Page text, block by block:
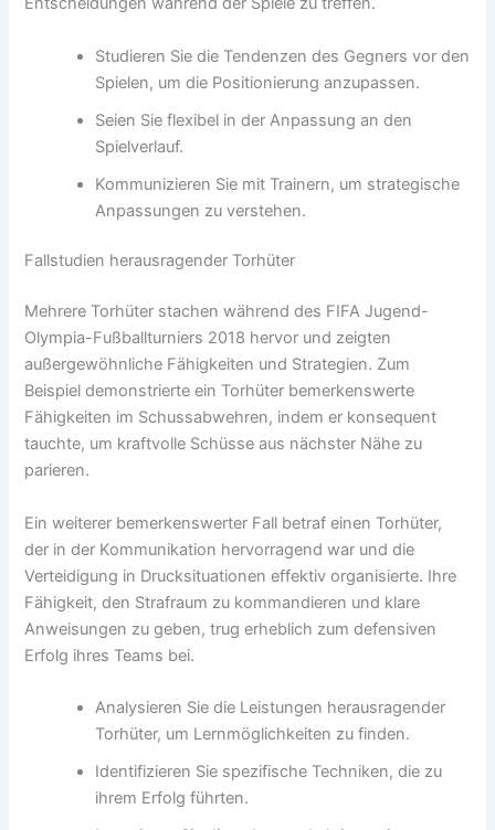
Studieren Sie die Tendenzen des Gegners vor den
Spielen, um die Positionierung anzupassen.
Seien Sie flexibel in der Anpassung an den
Spielverlauf.
Kommunizieren Sie mit Trainern, um strategische
Anpassungen zu verstehen.
Fallstudien herausragender Torhüter
Mehrere Torhüter stachen während des FIFA Jugend-
Olympia-Fußballturniers 2018 hervor und zeigten
außergewöhnliche Fähigkeiten und Strategien. Zum
Beispiel demonstrierte ein Torhüter bemerkenswerte
Fähigkeiten im Schussabwehren, indem er konsequent
tauchte, um kraftvolle Schüsse aus nächster Nähe zu
parieren.
Ein weiterer bemerkenswerter Fall betraf einen Torhüter,
der in der Kommunikation hervorragend war und die
Verteidigung in Drucksituationen effektiv organisierte. Ihre
Fähigkeit, den Strafraum zu kommandieren und klare
Anweisungen zu geben, trug erheblich zum defensiven
Erfolg ihres Teams bei.
Analysieren Sie die Leistungen herausragender
Torhüter, um Lernmöglichkeiten zu finden.
Identifizieren Sie spezifische Techniken, die zu
ihrem Erfolg führten.